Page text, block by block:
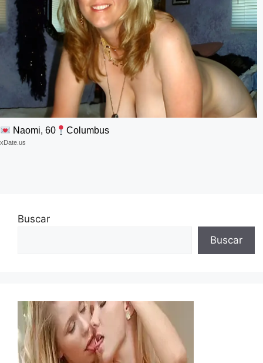
Naomi, 60 Columbus
xDate.us
Buscar
Buscar